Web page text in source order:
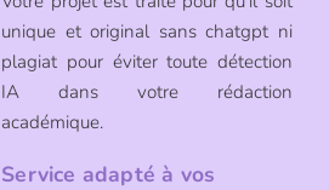
unique et original sans chatgpt ni
plagiat pour éviter toute détection
IA dans votre rédaction
académique.
Service adapté à vos